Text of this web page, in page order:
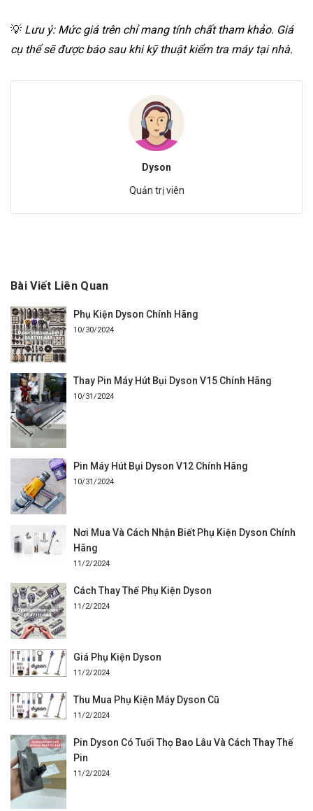
💡 Lưu ý: Mức giá trên chỉ mang tính chất tham khảo. Giá
cụ thể sẽ được báo sau khi kỹ thuật kiểm tra máy tại nhà.
Dyson
Quản trị viên
Bài Viết Liên Quan
Phụ Kiện Dyson Chính Hãng
10/30/2024
Thay Pin Máy Hút Bụi Dyson V15 Chính Hãng
10/31/2024
Pin Máy Hút Bụi Dyson V12 Chính Hãng
10/31/2024
Nơi Mua Và Cách Nhận Biết Phụ Kiện Dyson Chính
Hãng
11/2/2024
Cách Thay Thế Phụ Kiện Dyson
11/2/2024
Giá Phụ Kiện Dyson
11/2/2024
Thu Mua Phụ Kiện Máy Dyson Cũ
11/2/2024
Pin Dyson Có Tuổi Thọ Bao Lâu Và Cách Thay Thế
Pin
11/2/2024